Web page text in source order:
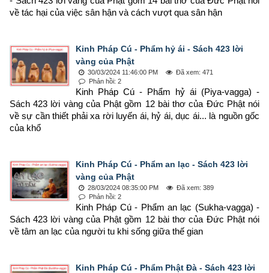
về tác hại của việc sân hận và cách vượt qua sân hận
Kinh Pháp Cú - Phẩm hỷ ái - Sách 423 lời
vàng của Phật
30/03/2024 11:46:00 PM
Đã xem: 471
Phản hồi: 2
Kinh Pháp Cú - Phẩm hỷ ái (Piya-vagga) -
Sách 423 lời vàng của Phật gồm 12 bài thơ của Đức Phật nói
về sự cần thiết phải xa rời luyến ái, hỷ ái, dục ái... là nguồn gốc
của khổ
Kinh Pháp Cú - Phẩm an lạc - Sách 423 lời
vàng của Phật
28/03/2024 08:35:00 PM
Đã xem: 389
Phản hồi: 2
Kinh Pháp Cú - Phẩm an lạc (Sukha-vagga) -
Sách 423 lời vàng của Phật gồm 12 bài thơ của Đức Phật nói
về tâm an lạc của người tu khi sống giữa thế gian
Kinh Pháp Cú - Phẩm Phật Đà - Sách 423 lời